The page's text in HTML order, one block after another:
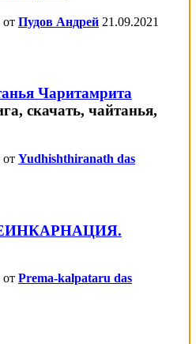
Пудов Андрей 21.09.2021
Чаритамрита
Yudhishthiranath das
Prema-kalpataru das